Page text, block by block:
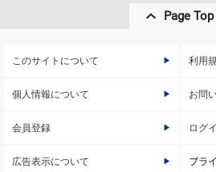
Page Top
このサイトについて 利用
個人情報について お問
会員登録 ログ
広告表示について プラ